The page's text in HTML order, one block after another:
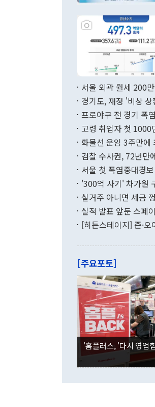
서울 외곽 월세 200
경기도, 재정 '비상 상
프로야구 전 경기 폭
고령 취업자 첫 1000
화물선 운임 3주만에
검찰 수사권, 72년만
서울 첫 폭염중대경보
'300억 사기' 차가원
실거주 아니면 세금
실적 발표 앞둔 스페
[히든스테이지] 즌·오
[주요포토]
'홈플러스, '다시 영업